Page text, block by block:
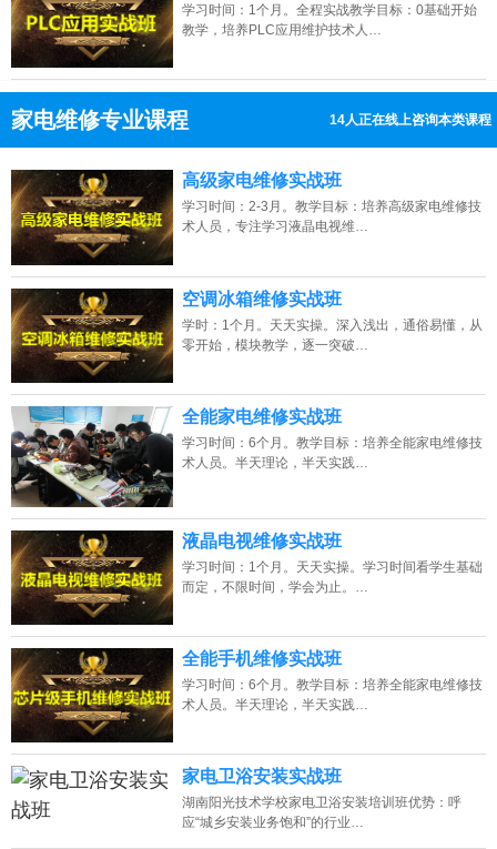
学习时间：1个月。全程实战教学目标：0基础开始
教学，培养PLC应用维护技术人…
家电维修专业课程 10人正在线上咨询本类课程
点击免费咨询电话：13807313137
高级家电维修实战班
学习时间：2-3月。教学目标：培养高级家电维修技
术人员，专注学习液晶电视维…
空调冰箱维修实战班
学时：1个月。天天实操。深入浅出，通俗易懂，从
零开始，模块教学，逐一突破…
全能家电维修实战班
学习时间：6个月。教学目标：培养全能家电维修技
术人员。半天理论，半天实践…
液晶电视维修实战班
学习时间：1个月。天天实操。学习时间看学生基础
而定，不限时间，学会为止。…
全能手机维修实战班
学习时间：6个月。教学目标：培养全能家电维修技
术人员。半天理论，半天实践…
家电卫浴安装实战班
湖南阳光技术学校家电卫浴安装培训班优势：呼
应“城乡安装业务饱和”的行业…